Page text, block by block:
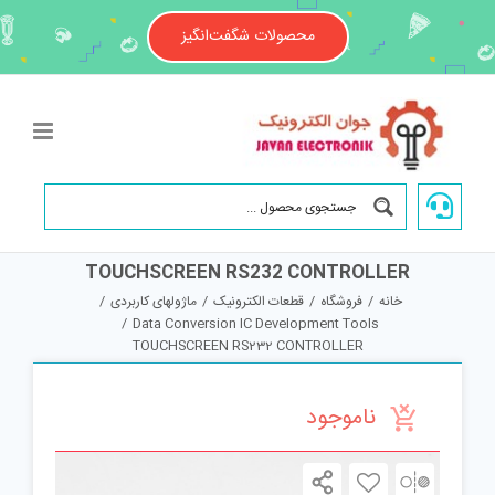
content
محصولات شگفت‌انگیز
TOUCHSCREEN RS232 CONTROLLER
خانه / فروشگاه / قطعات الکترونیک / ماژولهای کاربردی /
Data Conversion IC Development Tools
/
TOUCHSCREEN RS232 CONTROLLER
ناموجود